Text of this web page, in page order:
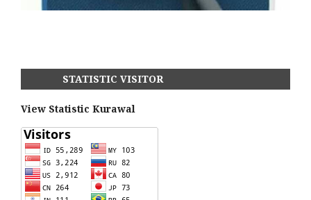
STATISTIC VISITOR
View Statistic Kurawal